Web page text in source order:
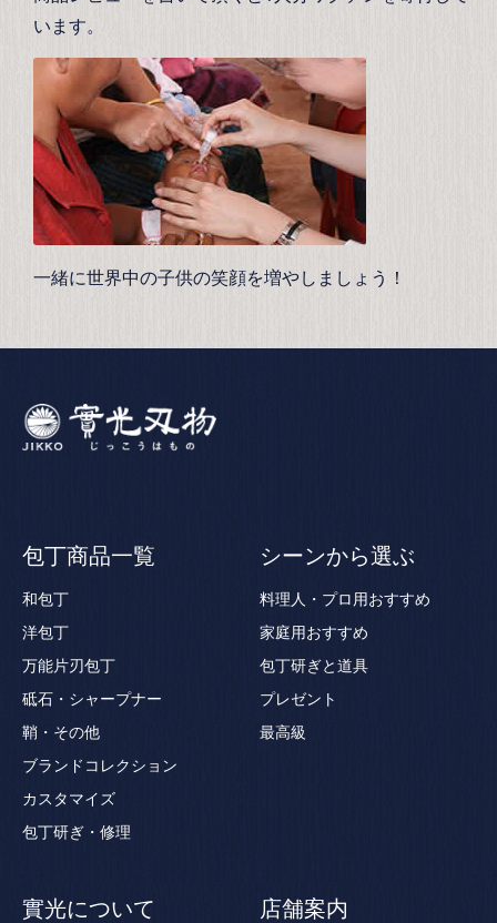
います。
一緒に世界中の子供の笑顔を増やしましょう！
包丁商品一覧
和包丁
洋包丁
万能片刃包丁
砥石・シャープナー
鞘・その他
ブランドコレクション
カスタマイズ
包丁研ぎ・修理
シーンから選ぶ
料理人・プロ用おすすめ
家庭用おすすめ
包丁研ぎと道具
プレゼント
最高級
實光について 店舗案内